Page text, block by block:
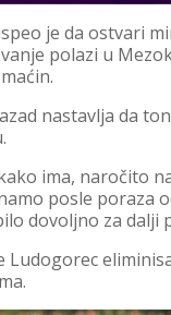
je da ostvari
polazi u
nastavlja da
ima, naročito
posle poraza
dovoljno za dalji
Ludogorec